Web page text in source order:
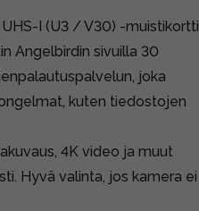
UHS-I (U3 / V30) -muistikortti
Angelbirdin sivuilla 30
joka
kuten tiedostojen
4K video ja muut
Hyvä valinta, jos kamera ei